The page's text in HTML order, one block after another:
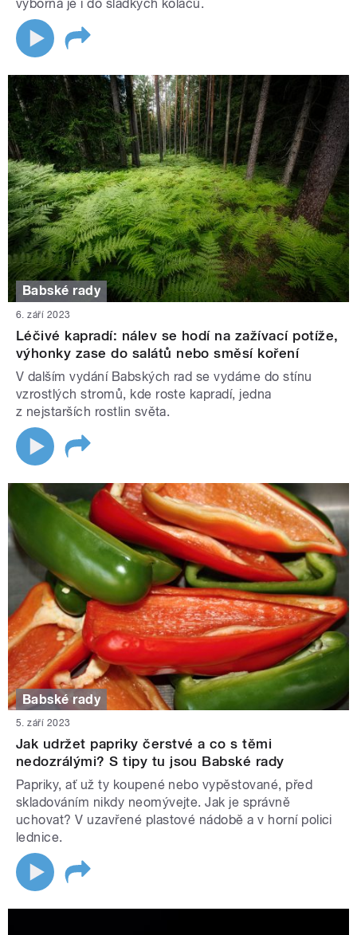
výborná je i do sladkých koláčů.
Babské rady
6. září 2023
Léčivé kapradí: nálev se hodí na zažívací potíže,
výhonky zase do salátů nebo směsí koření
V dalším vydání Babských rad se vydáme do stínu
vzrostlých stromů, kde roste kapradí, jedna
z nejstarších rostlin světa.
Babské rady
5. září 2023
Jak udržet papriky čerstvé a co s těmi
nedozrálými? S tipy tu jsou Babské rady
Papriky, ať už ty koupené nebo vypěstované, před
skladováním nikdy neomývejte. Jak je správně
uchovat? V uzavřené plastové nádobě a v horní polici
lednice.